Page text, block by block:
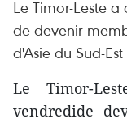
Le Timor-Leste
de devenir
d'Asie du Sud-
Le Timor-
vendredide